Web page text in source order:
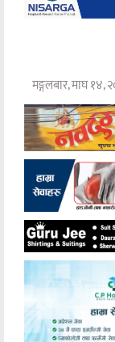
मङ्गलबार, माघ १४,